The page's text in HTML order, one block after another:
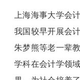
上海海事大学会
我国较早开展会
朱梦熊等老一辈
学科在会计学领